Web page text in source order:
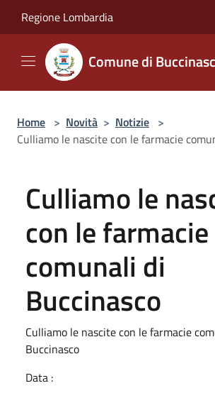
Regione Lombardia
Comune di
Home > Novità > Notizie >
Culliamo le nascite con le farmacie
Culliamo le
con le farmacie
comunali di
Buccinasco
Culliamo le nascite con le farmacie
Buccinasco
Data :